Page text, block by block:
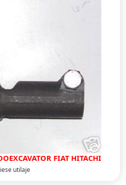
FIAT HITACHI
utilaje